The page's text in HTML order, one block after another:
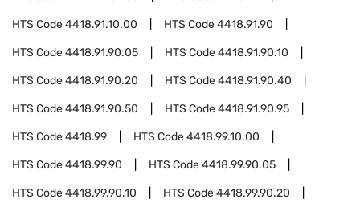
HTS Code4418.91.10.00 HTS Code4418.91.90
HTS Code4418.91.90.05 HTS Code4418.91.90.10
HTS Code4418.91.90.20 HTS Code4418.91.90.40
HTS Code4418.91.90.50 HTS Code4418.91.90.95
HTS Code4418.99 HTS Code4418.99.10.00
HTS Code4418.99.90 HTS Code4418.99.90.05
HTS Code4418.99.90.10 HTS Code4418.99.90.20